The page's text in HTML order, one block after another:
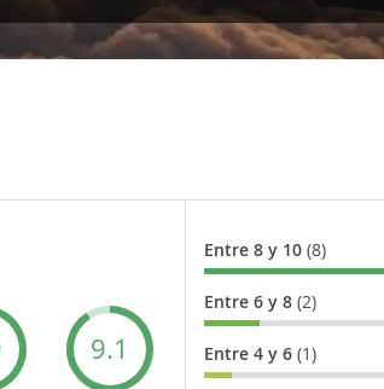
9.1
Entre 8 y 10(8)
Entre 6 y 8(2)
Entre 4 y 6(1)